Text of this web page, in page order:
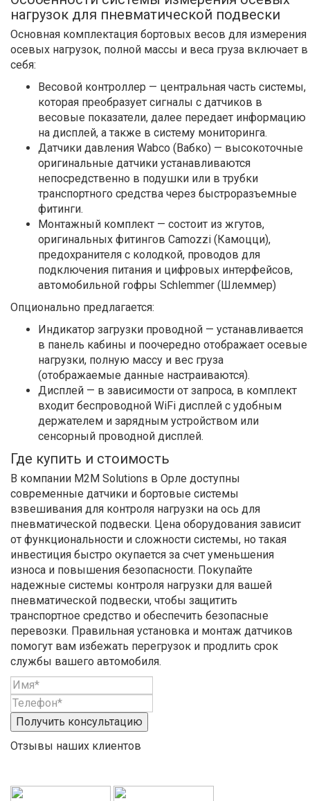
нагрузок для пневматической подвески
Основная комплектация бортовых весов для измерения
осевых нагрузок, полной массы и веса груза включает в
себя:
Весовой контроллер — центральная часть системы,
которая преобразует сигналы с датчиков в
весовые показатели, далее передает информацию
на дисплей, а также в систему мониторинга.
Датчики давления Wabco (Вабко) — высокоточные
оригинальные датчики устанавливаются
непосредственно в подушки или в трубки
транспортного средства через быстроразъемные
фитинги.
Монтажный комплект — состоит из жгутов,
оригинальных фитингов Camozzi (Камоцци),
предохранителя с колодкой, проводов для
подключения питания и цифровых интерфейсов,
автомобильной гофры Schlemmer (Шлеммер)
Опционально предлагается:
Индикатор загрузки проводной — устанавливается
в панель кабины и поочередно отображает осевые
нагрузки, полную массу и вес груза
(отображаемые данные настраиваются).
Дисплей — в зависимости от запроса, в комплект
входит беспроводной WiFi дисплей с удобным
держателем и зарядным устройством или
сенсорный проводной дисплей.
Где купить и стоимость
В компании M2M Solutions в Орле доступны
современные датчики и бортовые системы
взвешивания для контроля нагрузки на ось для
пневматической подвески. Цена оборудования зависит
от функциональности и сложности системы, но такая
инвестиция быстро окупается за счет уменьшения
износа и повышения безопасности. Покупайте
надежные системы контроля нагрузки для вашей
пневматической подвески, чтобы защитить
транспортное средство и обеспечить безопасные
перевозки. Правильная установка и монтаж датчиков
помогут вам избежать перегрузок и продлить срок
службы вашего автомобиля.
Получить консультацию
Отзывы наших клиентов